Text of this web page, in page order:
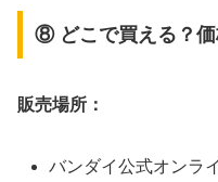
⑧ どこで買える？
販売場所：
バンダイ公式オンラ